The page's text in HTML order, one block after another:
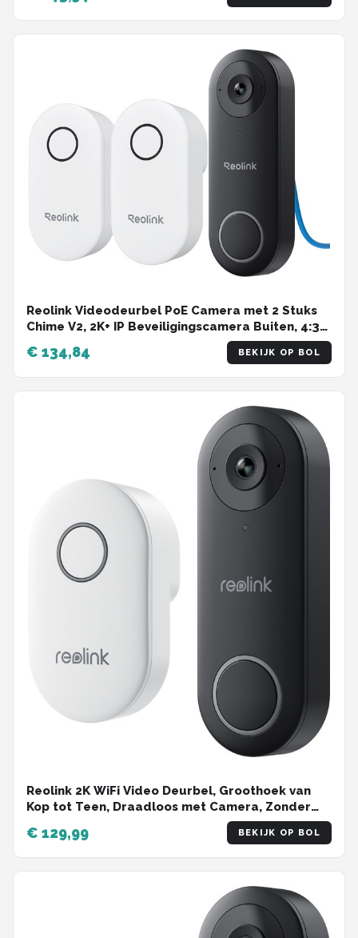
Opslag, Werkt met Google Assistant, Geen
Abonnement
Reolink Videodeurbel PoE Camera met 2 Stuks
Chime V2, 2K+ IP Beveiligingscamera Buiten, 4:3
Beeldverhouding, 180° Diagonaal,
Tweewegcommunicatie, Plug & Play, Beveiligde
Lokale Opslag, Geen Maandelijkse Kosten
€ 134,84 BEKIJK OP BOL
Reolink 2K WiFi Video Deurbel, Groothoek van
Kop tot Teen, Draadloos met Camera, Zonder
Abonnemen, Detectie Persoon/Verpakking,
Tweewegaudio, Zwart
€ 129,99 BEKIJK OP BOL